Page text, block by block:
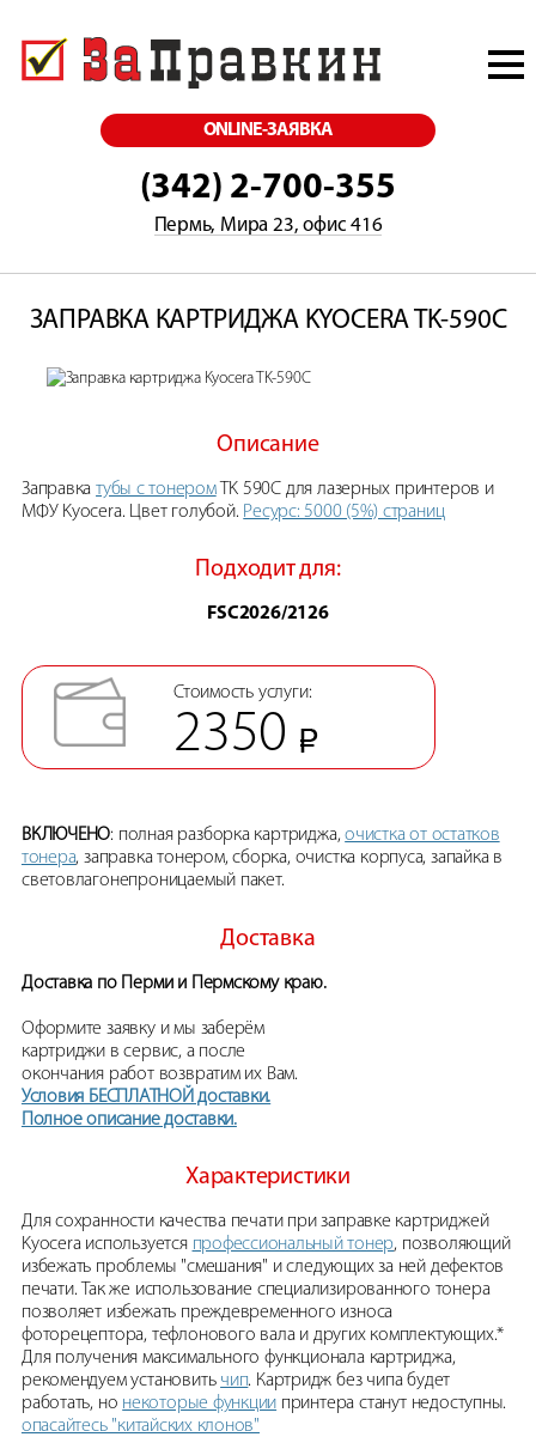
ONLINE-ЗАЯВКА
(342) 2-700-355
Пермь, Мира 23, офис 416
ЗАПРАВКА КАРТРИДЖА KYOCERA TK-590C
Описание
Заправкатубы с тонеромTK 590C для лазерных принтеров и
МФУ Kyocera. Цвет голубой. Ресурс: 5000 (5%) страниц
Подходит для:
FSC2026/2126
Стоимость услуги:
2350
ВКЛЮЧЕНО: полная разборка картриджа,очистка от остатков
тонера, заправка тонером, сборка, очистка корпуса, запайка в
световлагонепроницаемый пакет.
Доставка
Доставка по Перми и Пермскому краю.
Оформите заявку и мы заберём
картриджи в сервис, а после
окончания работ возвратим их Вам.
Условия БЕСПЛАТНОЙ доставки.
Полное описание доставки.
Характеристики
Для сохранности качества печати при заправке картриджей
Kyocera используется профессиональный тонер, позволяющий
избежать проблемы "смешания" и следующих за ней дефектов
печати. Так же использование специализированного тонера
позволяет избежать преждевременного износа
фоторецептора, тефлонового вала и других комплектующих.*
Для получения максимального функционала картриджа,
рекомендуем установить чип. Картридж без чипа будет
работать, но некоторые функции принтера станут недоступны.
опасайтесь "китайских клонов"